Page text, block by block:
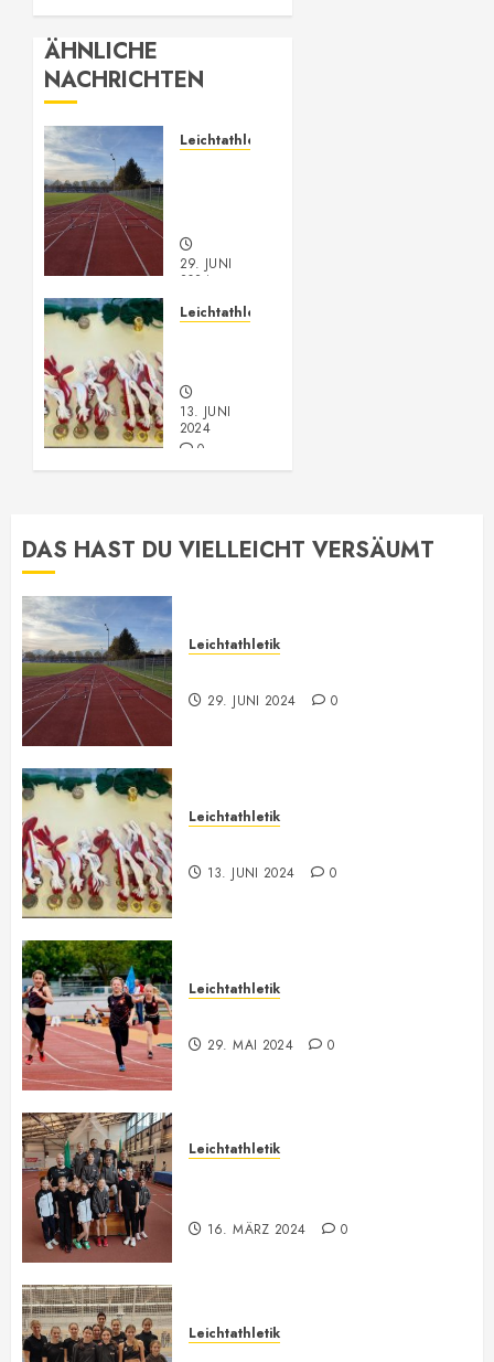
ÄHNLICHE
NACHRICHTEN
Leichtathletik
29. JUNI
2024
Leichtathletik
13. JUNI
2024
0
DAS HAST DU VIELLEICHT VERSÄUMT
Leichtathletik
29. JUNI 2024 0
Leichtathletik
13. JUNI 2024 0
Leichtathletik
29. MAI 2024 0
Leichtathletik
16. MÄRZ 2024 0
Leichtathletik